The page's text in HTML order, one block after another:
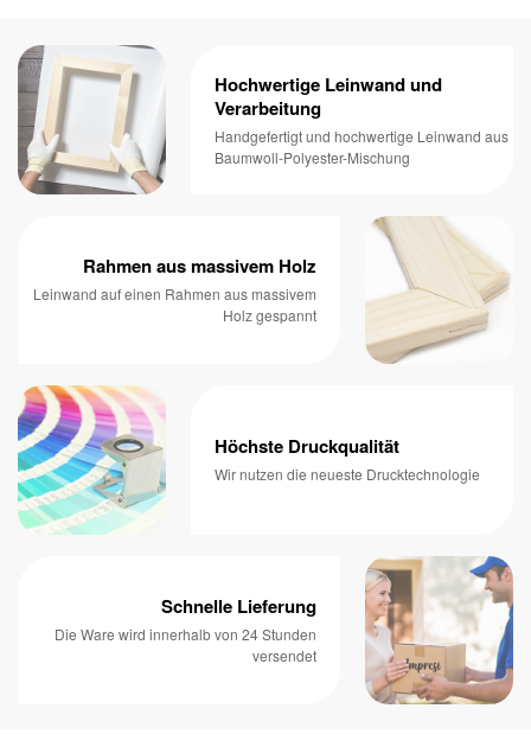
Hochwertige Leinwand und
Verarbeitung
Handgefertigt und hochwertige Leinwand aus
Baumwoll-Polyester-Mischung
Rahmen aus massivem Holz
Leinwand auf einen Rahmen aus massivem
Holz gespannt
Höchste Druckqualität
Wir nutzen die neueste Drucktechnologie
Schnelle Lieferung
Die Ware wird innerhalb von 24 Stunden
versendet